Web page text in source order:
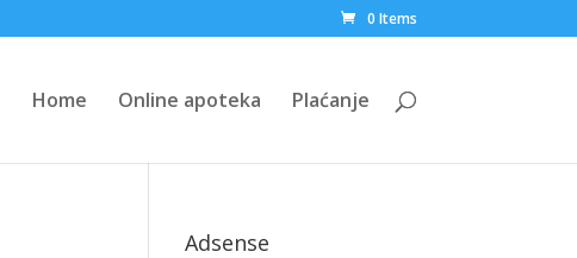
0 Items
Home Online apoteka Plaćanje
Adsense